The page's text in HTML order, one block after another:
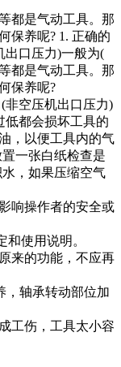
都是气动工具。那
保养呢? 1. 正确的
出口压力)一般为(
都是气动工具。那
保养呢?
非空压机出口压力)
低都会损坏工具的
，以便工具内的气
一张白纸检查是
，如果压缩空气
响操作者的安全或
使用说明。
来的功能，不应再
，轴承转动部位加
工伤，工具太小容